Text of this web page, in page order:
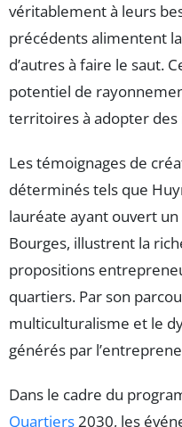
véritablement à leurs
précédents alimentent
d’autres à faire le saut.
potentiel de
territoires à adopter des
Les témoignages de
déterminés tels que
lauréate ayant ouvert
Bourges, illustrent la
propositions
quartiers. Par son
multiculturalisme et le
générés par
Dans le cadre du
Quartiers2030, les